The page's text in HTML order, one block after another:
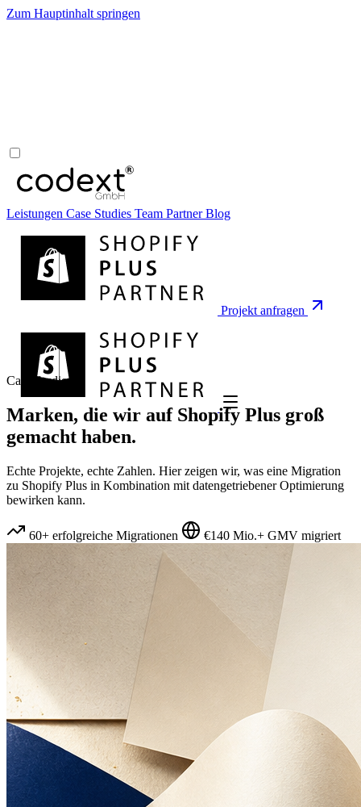
Zum Hauptinhalt springen
Leistungen Case Studies Team PartnerBlog
Projekt anfragen
Case Studies
Marken, die wir auf Shopify Plus groß
gemacht haben.
Echte Projekte, echte Zahlen. Hier zeigen wir, was eine Migration
zu Shopify Plus in Kombination mit datengetriebener Optimierung
bewirken kann.
60+ erfolgreiche Migrationen €140 Mio.+ GMV migriert